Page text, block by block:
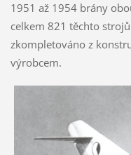
1951 až 1954 brány
celkem 821 těchto
zkompletováno z
výrobcem.